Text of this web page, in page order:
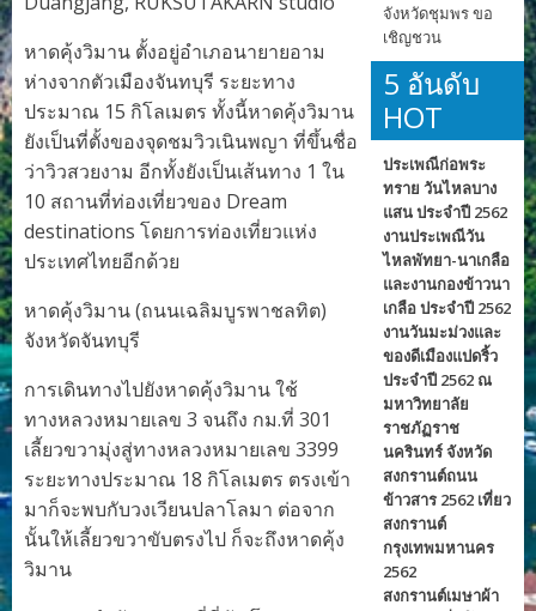
หาดคุ้งวิมาน ตั้งอยู่อำเภอนายายอาม
ห่างจากตัวเมืองจันทบุรี ระยะทาง
ประมาณ 15 กิโลเมตร ทั้งนี้หาดคุ้งวิมาน
ยังเป็นที่ตั้งของจุดชมวิวเนินพญา ที่ขึ้นชื่อ
ว่าวิวสวยงาม อีกทั้งยังเป็นเส้นทาง 1 ใน
10 สถานที่ท่องเที่ยวของ Dream
destinations โดยการท่องเที่ยวแห่ง
ประเทศไทยอีกด้วย
หาดคุ้งวิมาน (ถนนเฉลิมบูรพาชลทิต)
จังหวัดจันทบุรี
การเดินทางไปยังหาดคุ้งวิมาน ใช้
ทางหลวงหมายเลข 3 จนถึง กม.ที่ 301
เลี้ยวขวามุ่งสู่ทางหลวงหมายเลข 3399
ระยะทางประมาณ 18 กิโลเมตร ตรงเข้า
มาก็จะพบกับวงเวียนปลาโลมา ต่อจาก
นั้นให้เลี้ยวขวาขับตรงไป ก็จะถึงหาดคุ้ง
วิมาน
จังหวัดชุมพร ขอ
เชิญชวน
5 อันดับ
HOT
ประเพณีก่อพระ
ทราย วันไหลบาง
แสน ประจำปี 2562
งานประเพณีวัน
ไหลพัทยา-นาเกลือ
และงานกองข้าวนา
เกลือ ประจำปี 2562
งานวันมะม่วงและ
ของดีเมืองแปดริ้ว
ประจำปี 2562 ณ
มหาวิทยาลัย
ราชภัฏราช
นครินทร์ จังหวัด
สงกรานต์ถนน
ข้าวสาร 2562 เที่ยว
สงกรานต์
กรุงเทพมหานคร
2562
สงกรานต์เมษาผ้า